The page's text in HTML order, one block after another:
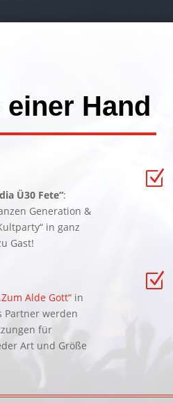
Hand
Ü30 Fete“:
Generation &
in ganz
Gast!
Z
Alde Gott“in
Partner werden
für
Art und Größe
Z